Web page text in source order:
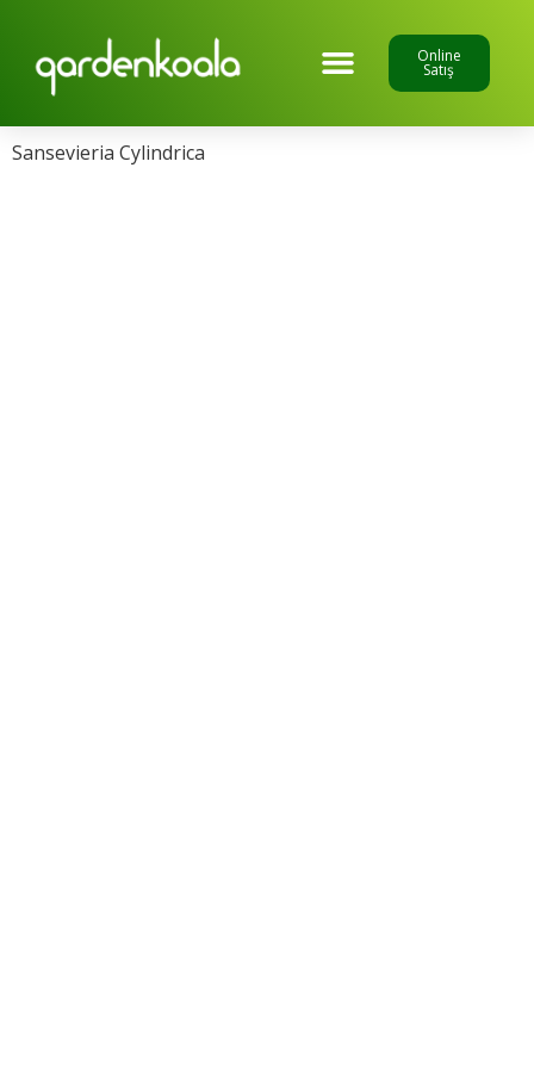
Online
Satış
Sansevieria Cylindrica